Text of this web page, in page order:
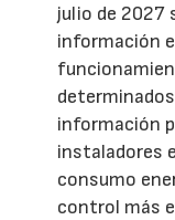
julio de
información
información
instaladores
consumo
control más